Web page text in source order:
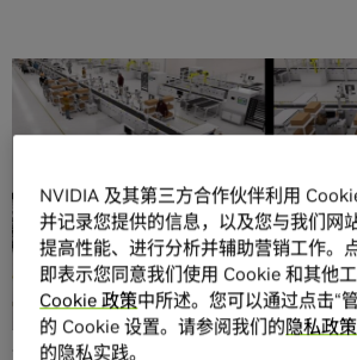
分享
Foxconn 在全球拥有 170 多座工厂，其
厂正推动着工业自动化技术的发展。
该虚拟工厂是位于墨西哥电子工业中心
NVIDIA 及其第三方合作伙伴利用
并记录您提供的信息，以及您与我们网
提高性能、进行分析并辅助营销工作。点
即表示您同意我们使用 Cookie 和其他
Cookie 政策中所述。您可以通过点击“
的 Cookie 设置。请参阅我们的隐私政策
的隐私实践。